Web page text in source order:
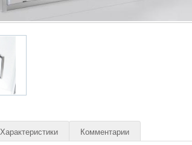
Характеристики Комментарии